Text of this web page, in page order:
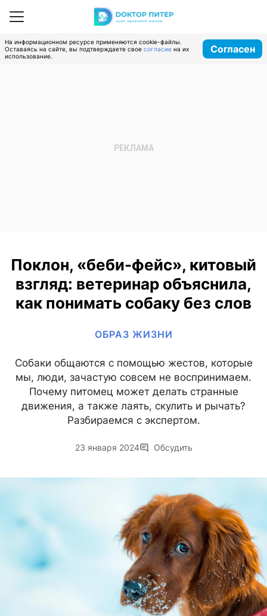
На информационном ресурсе применяются cookie-файлы.
Оставаясь на сайте, вы подтверждаете свое согласие на их
использование.
Согласен
Поклон, «беби-фейс», китовый
взгляд: ветеринар объяснила,
как понимать собаку без слов
ОБРАЗ ЖИЗНИ
Собаки общаются с помощью жестов, которые
мы, люди, зачастую совсем не воспринимаем.
Почему питомец может делать странные
движения, а также лаять, скулить и рычать?
Разбираемся с экспертом.
23 января 2024 Обсудить